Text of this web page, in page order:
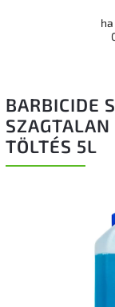
BARBICIDE
TÖLTÉS 5L